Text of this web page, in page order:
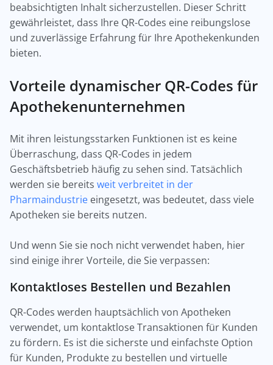
beabsichtigten Inhalt sicherzustellen. Dieser Schritt
gewährleistet, dass Ihre QR-Codes eine reibungslose
und zuverlässige Erfahrung für Ihre Apothekenkunden
bieten.
Vorteile dynamischer QR-Codes für
Apothekenunternehmen
Mit ihren leistungsstarken Funktionen ist es keine
Überraschung, dass QR-Codes in jedem
Geschäftsbetrieb häufig zu sehen sind. Tatsächlich
werden sie bereits weit verbreitet in der
Pharmaindustrie eingesetzt, was bedeutet, dass viele
Apotheken sie bereits nutzen.
Und wenn Sie sie noch nicht verwendet haben, hier
sind einige ihrer Vorteile, die Sie verpassen:
Kontaktloses Bestellen und Bezahlen
QR-Codes werden hauptsächlich von Apotheken
verwendet, um kontaktlose Transaktionen für Kunden
zu fördern. Es ist die sicherste und einfachste Option
für Kunden, Produkte zu bestellen und virtuelle